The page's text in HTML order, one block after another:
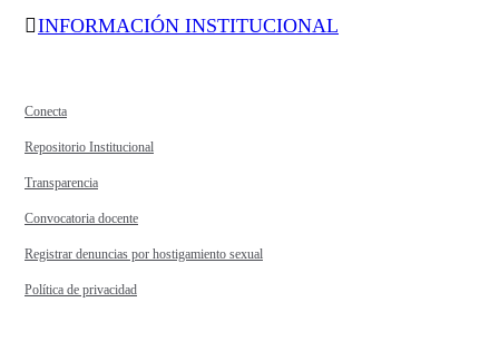
INFORMACIÓN INSTITUCIONAL
Conecta
Repositorio Institucional
Transparencia
Convocatoria docente
Registrar denuncias por hostigamiento sexual
Política de privacidad